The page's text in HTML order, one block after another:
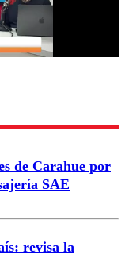
comentario
de Carahue por
SAE
revisa la